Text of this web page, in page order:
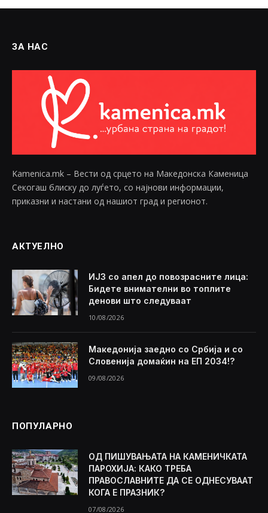
ЗА НАС
Kamenica.mk – Вести од срцето на Македонска Каменица
Секогаш блиску до луѓето, со најнови информации,
приказни и настани од нашиот град и регионот.
АКТУЕЛНО
ИЈЗ со апел до повозрасните лица:
Бидете внимателни во топлите
денови што следуваат
10/08/2026
Македонија заедно со Србија и со
Словенија домаќин на ЕП 2034!?
09/08/2026
ПОПУЛАРНО
ОД ПИШУВАЊАТА НА КАМЕНИЧКАТА
ПАРОХИЈА: КАКО ТРЕБА
ПРАВОСЛАВНИТЕ ДА СЕ ОДНЕСУВААТ
КОГА Е ПРАЗНИК?
07/08/2026